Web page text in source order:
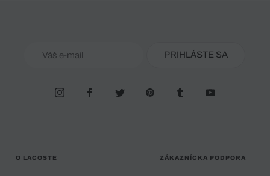
PRIHLÁSTE SA
O LACOSTE ZÁKAZNÍCKA PODPORA